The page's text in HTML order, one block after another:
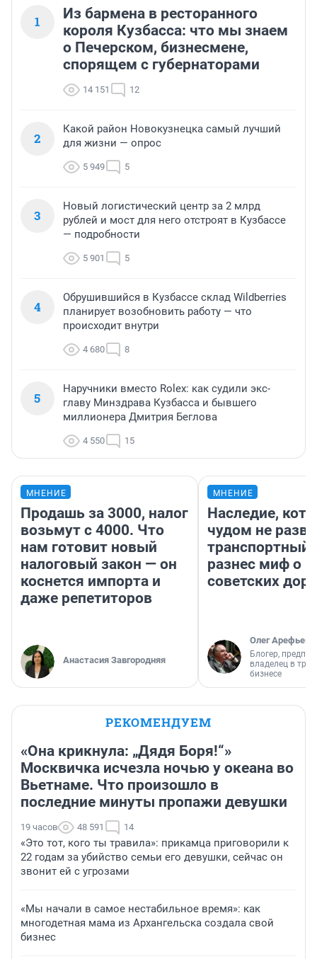
1
Из бармена в ресторанного
короля Кузбасса: что мы знаем
о Печерском, бизнесмене,
спорящем с губернаторами
14 151 12
2
Какой район Новокузнецка самый лучший
для жизни — опрос
5 949 5
3
Новый логистический центр за 2 млрд
рублей и мост для него отстроят в Кузбассе
— подробности
5 901 5
4
Обрушившийся в Кузбассе склад Wildberries
планирует возобновить работу — что
происходит внутри
4 680 8
5
Наручники вместо Rolex: как судили экс-
главу Минздрава Кузбасса и бывшего
миллионера Дмитрия Беглова
4 550 15
МНЕНИЕ
Продашь за 3000, налог
возьмут с 4000. Что
нам готовит новый
налоговый закон — он
коснется импорта и
даже репетиторов
Анастасия Завгородняя
МНЕНИЕ
Наследие,
чудом не
транспортный
разнес миф о
советских
Олег Арефьев
Блогер,
владелец в
бизнесе
РЕКОМЕНДУЕМ
«Она крикнула: „Дядя Боря!“»
Москвичка исчезла ночью у океана во
Вьетнаме. Что произошло в
последние минуты пропажи девушки
19 часов 48 591 14
«Это тот, кого ты травила»: прикамца приговорили к
22 годам за убийство семьи его девушки, сейчас он
звонит ей с угрозами
«Мы начали в самое нестабильное время»: как
многодетная мама из Архангельска создала свой
бизнес